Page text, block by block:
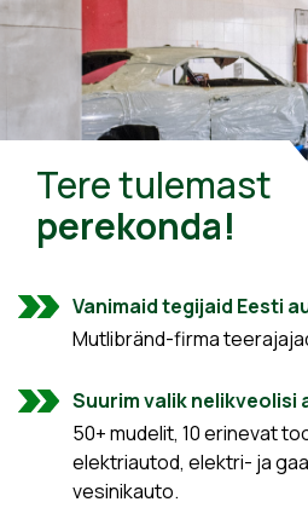
Tere tulemast
perekonda!
Vanimaid tegijaid Eesti
Mutlibränd-firma
Suurim valik nelikveolisi
50+ mudelit, 10 erinevat
elektriautod, elektri- ja
vesinikauto.